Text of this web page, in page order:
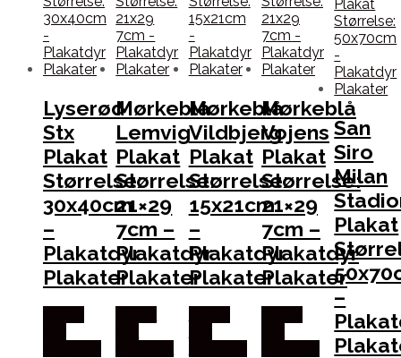
Lyserød
Stx
Plakat
Størrelse:
30x40cm
–
Plakatdyr
Plakater
Mørkeblå
Lemvig
Plakat
Størrelse:
21×29
7cm –
Plakatdyr
Plakater
Mørkeblå
Vildbjerg
Plakat
Størrelse:
15x21cm
–
Plakatdyr
Plakater
Mørkeblå
Vojens
Plakat
Størrelse:
21×29
7cm –
Plakatdyr
Plakater
San
Siro
Milan
Plakat
–